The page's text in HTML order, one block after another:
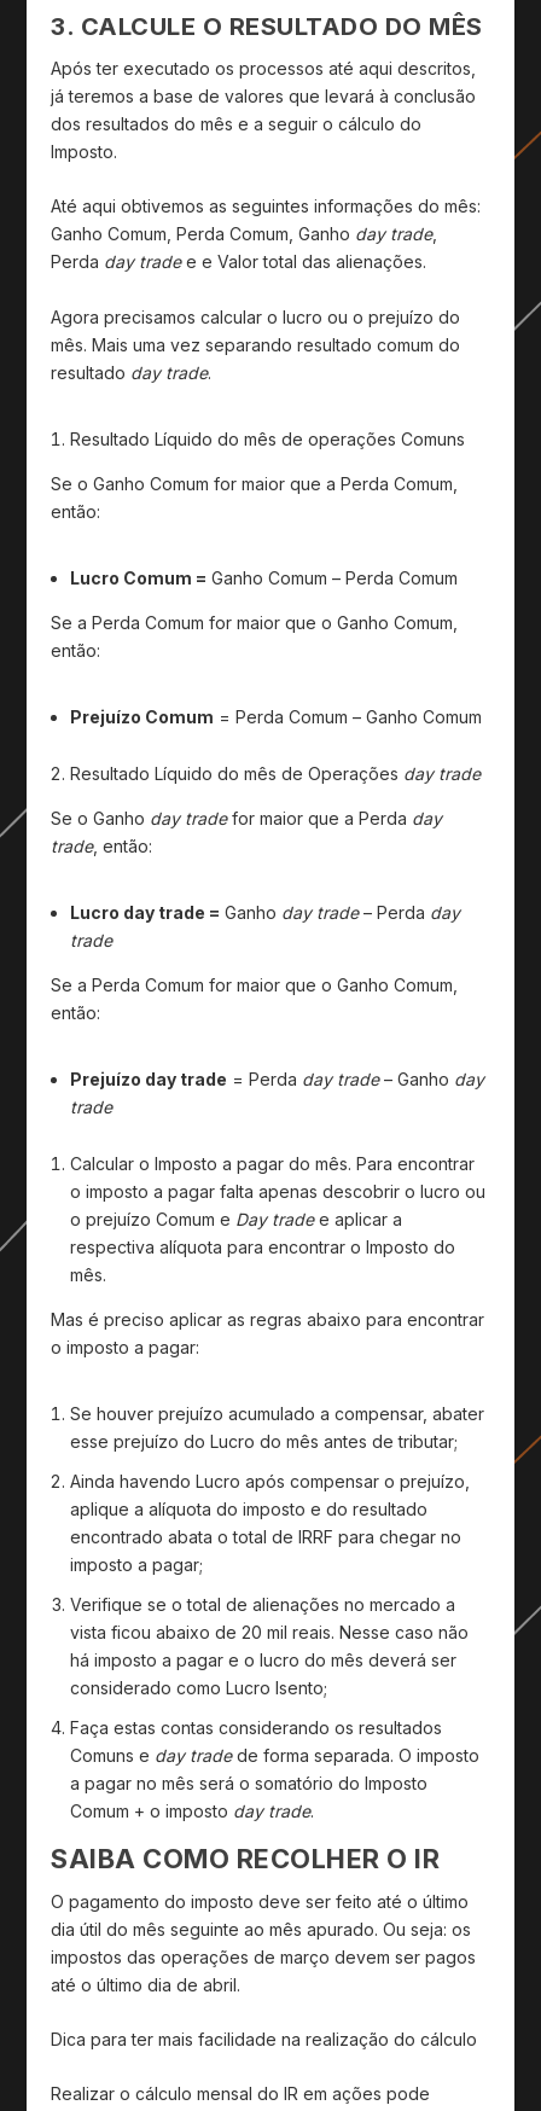
3. CALCULE O RESULTADO DO MÊS
Após ter executado os processos até aqui descritos,
já teremos a base de valores que levará à conclusão
dos resultados do mês e a seguir o cálculo do
Imposto.
Até aqui obtivemos as seguintes informações do mês:
Ganho Comum, Perda Comum, Ganho day trade,
Perda day tradee e Valor total das alienações.
Agora precisamos calcular o lucro ou o prejuízo do
mês. Mais uma vez separando resultado comum do
resultado day trade.
Resultado Líquido do mês de operações Comuns
Se o Ganho Comum for maior que a Perda Comum,
então:
Lucro Comum = Ganho Comum – Perda Comum
Se a Perda Comum for maior que o Ganho Comum,
então:
Prejuízo Comum = Perda Comum – Ganho Comum
Resultado Líquido do mês de Operações day trade
Se o Ganho day tradefor maior que a Perda day
trade, então:
Lucro day trade = Ganho day trade– Perda day
trade
Se a Perda Comum for maior que o Ganho Comum,
então:
Prejuízo day trade = Perda day trade– Ganho day
trade
Calcular o Imposto a pagar do mês. Para encontrar
o imposto a pagar falta apenas descobrir o lucro ou
o prejuízo Comum e Day tradee aplicar a
respectiva alíquota para encontrar o Imposto do
mês.
Mas é preciso aplicar as regras abaixo para encontrar
o imposto a pagar:
Se houver prejuízo acumulado a compensar, abater
esse prejuízo do Lucro do mês antes de tributar;
Ainda havendo Lucro após compensar o prejuízo,
aplique a alíquota do imposto e do resultado
encontrado abata o total de IRRF para chegar no
imposto a pagar;
Verifique se o total de alienações no mercado a
vista ficou abaixo de 20 mil reais. Nesse caso não
há imposto a pagar e o lucro do mês deverá ser
considerado como Lucro Isento;
Faça estas contas considerando os resultados
Comuns e day tradede forma separada. O imposto
a pagar no mês será o somatório do Imposto
Comum + o imposto day trade.
SAIBA COMO RECOLHER O IR
O pagamento do imposto deve ser feito até o último
dia útil do mês seguinte ao mês apurado. Ou seja: os
impostos das operações de março devem ser pagos
até o último dia de abril.
Dica para ter mais facilidade na realização do cálculo
Realizar o cálculo mensal do IR em ações pode